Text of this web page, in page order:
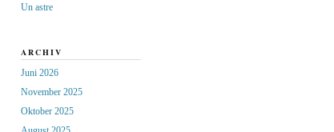
Un astre
ARCHIV
Juni 2026
November 2025
Oktober 2025